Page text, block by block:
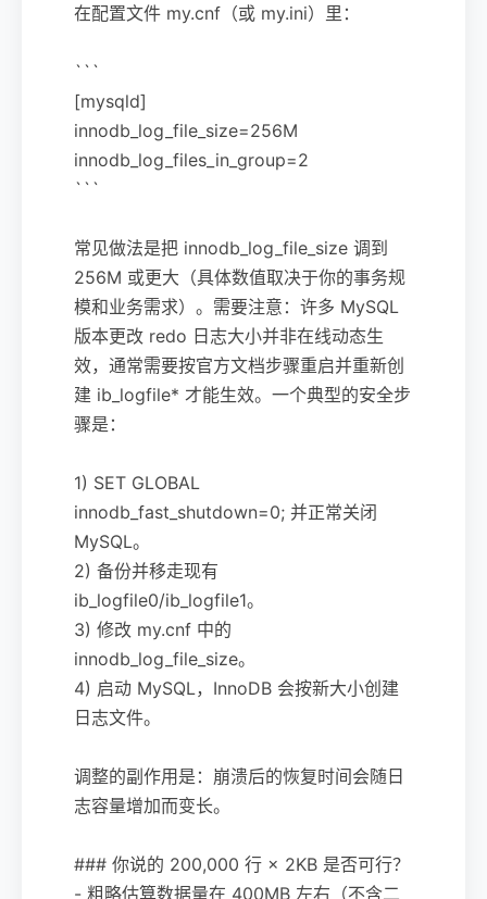
在配置文件 my.cnf（或 my.ini）里：
```
[mysqld]
innodb_log_file_size=256M
innodb_log_files_in_group=2
```
常见做法是把 innodb_log_file_size 调到
256M 或更大（具体数值取决于你的事务规
模和业务需求）。需要注意：许多 MySQL
版本更改 redo 日志大小并非在线动态生
效，通常需要按官方文档步骤重启并重新创
建 ib_logfile* 才能生效。一个典型的安全步
骤是：
1) SET GLOBAL
innodb_fast_shutdown=0; 并正常关闭
MySQL。
2) 备份并移走现有
ib_logfile0/ib_logfile1。
3) 修改 my.cnf 中的
innodb_log_file_size。
4) 启动 MySQL，InnoDB 会按新大小创建
日志文件。
调整的副作用是：崩溃后的恢复时间会随日
志容量增加而变长。
### 你说的 200,000 行 × 2KB 是否可行？
- 粗略估算数据量在 400MB 左右（不含二